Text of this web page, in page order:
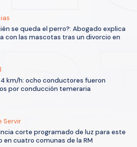
se queda el perro?: Abogado explica
con las mascotas tras un divorcio en
km/h: ocho conductores fueron
por conducción temeraria
Servir
corte programado de luz para este
en cuatro comunas de la RM